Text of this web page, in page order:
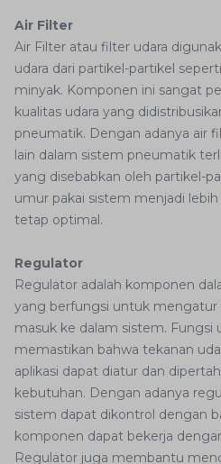
Air Filter
Air Filter atau filter udara
udara dari partikel-partikel
minyak. Komponen ini sangat
kualitas udara yang
pneumatik. Dengan adanya air
lain dalam sistem pneumatik
yang disebabkan oleh partikel-
umur pakai sistem menjadi
tetap optimal.
Regulator
Regulator adalah komponen
yang berfungsi untuk mengatur
masuk ke dalam sistem. Fungsi
memastikan bahwa tekanan
aplikasi dapat diatur dan
kebutuhan. Dengan adanya
sistem dapat dikontrol dengan
komponen dapat bekerja
Regulator juga membantu